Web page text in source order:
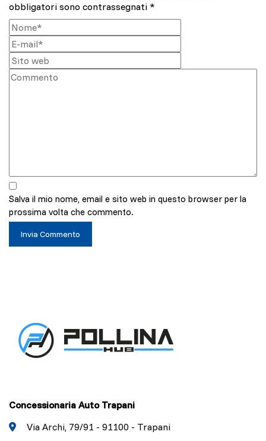
obbligatori sono contrassegnati *
Salva il mio nome, email e sito web in questo browser per la
prossima volta che commento.
Concessionaria Auto Trapani
Via Archi, 79/91 - 91100 - Trapani